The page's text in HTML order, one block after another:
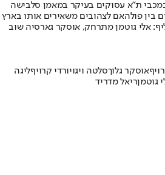
ת"א עסוקים בעיקר במאמן סלבישה
בין פולהאם לצהובים משאירים אותו בארץ
אלי גוטמן מתרחק, אוסקר גארסיה שוב
אוסקר גלוךסלטה ויגויורדי קרויףליגה
גוטמןריאל מדריד